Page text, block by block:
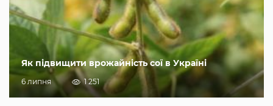
Як підвищити врожайність сої в Україні
6 липня 1 251